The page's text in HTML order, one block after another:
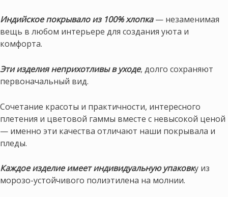
Индийское покрывало из 100% хлопка — незаменимая
вещь в любом интерьере для создания уюта и
комфорта.
Эти изделия неприхотливы в уходе, долго сохраняют
первоначальный вид.
Сочетание красоты и практичности, интересного
плетения и цветовой гаммы вместе с невысокой ценой
— именно эти качества отличают наши покрывала и
пледы.
Каждое изделие имеет индивидуальную упаковку из
морозо-устойчивого полиэтилена на молнии.